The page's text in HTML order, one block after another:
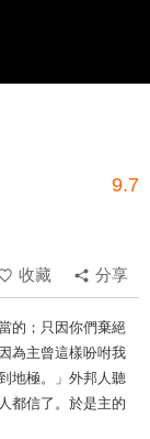
9.7
收藏
分享
的；只因你們棄絕
為主曾這樣吩咐我
地極。」外邦人聽
都信了。於是主的